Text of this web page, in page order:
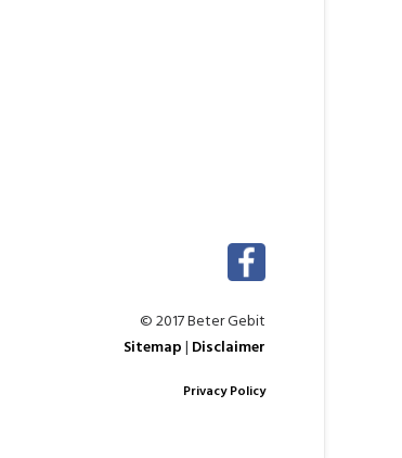
© 2017 Beter Gebit
Sitemap| Disclaimer
Privacy Policy